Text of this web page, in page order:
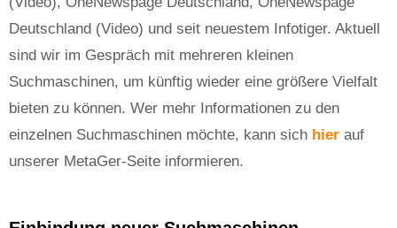
Deutschland (Video) und seit neuestem Infotiger. Aktuell
sind wir im Gespräch mit mehreren kleinen
Suchmaschinen, um künftig wieder eine größere Vielfalt
bieten zu können. Wer mehr Informationen zu den
einzelnen Suchmaschinen möchte, kann sich hier auf
unserer MetaGer-Seite informieren.